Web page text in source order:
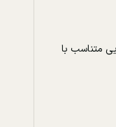
متناسب با